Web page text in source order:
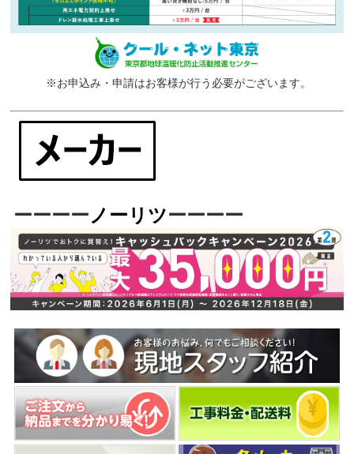
※お申込み・申請はお客様が行う必要がございます。
ーーーー ノーリツーーーー